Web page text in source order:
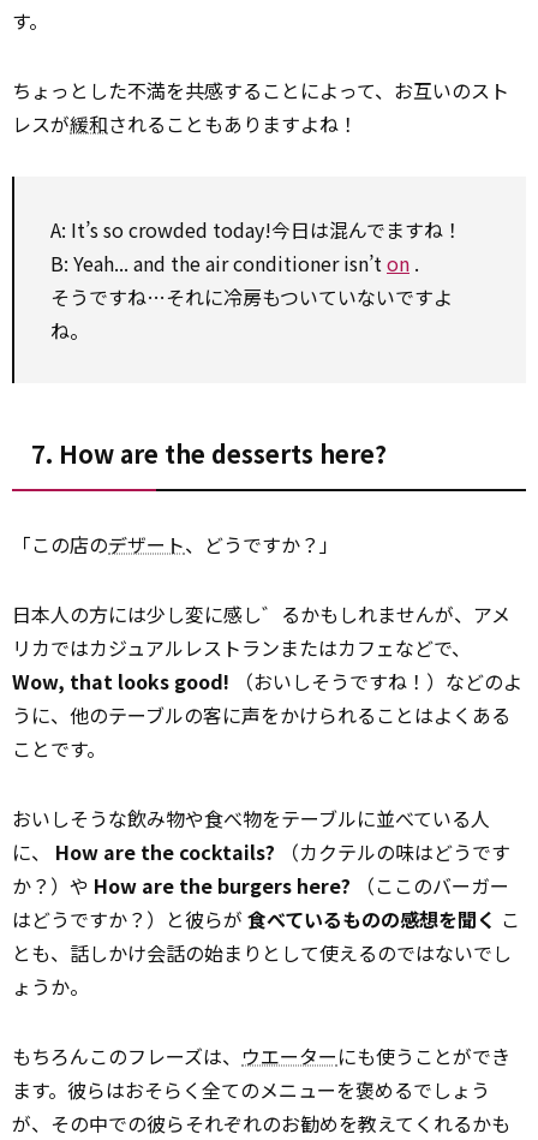
す。
ちょっとした不満を共感することによって、お互いのスト
レスが緩和されることもありますよね！
A: It’s socrowded today!今日は混んでますね！
B: Yeah... and the air conditioner isn’ton .
そうですね…それに冷房もついていないですよ
ね。
7. How are the desserts here?
「この店のデザート、どうですか？」
日本人の方には少し変に感し゛るかもしれませんが、アメ
リカではカジュアルレストランまたはカフェなどで、
Wow, that looks good! （おいしそうですね！）などのよ
うに、他のテーブルの客に声をかけられることはよくある
ことです。
おいしそうな飲み物や食べ物をテーブルに並べている人
に、 How are the cocktails? （カクテルの味はどうです
か？）や How are the burgers here? （ここのバーガー
はどうですか？）と彼らが 食べているものの感想を聞く こ
とも、話しかけ会話の始まりとして使えるのではないでし
ょうか。
もちろんこのフレーズは、 ウエーターにも使うことができ
ます。彼らはおそらく全てのメニューを褒めるでしょう
が、その中での彼らそれぞれのお勧めを教えてくれるかも